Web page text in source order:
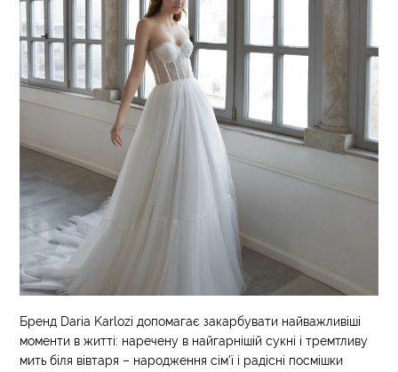
Бренд Daria Karlozi допомагає закарбувати найважливіші
моменти в житті: наречену в найгарнішій сукні і тремтливу
мить біля вівтаря – народження сім'ї і радісні посмішки